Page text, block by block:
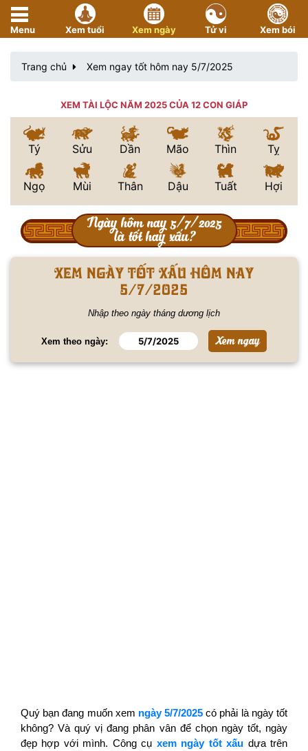
Menu Xem tuổi Xem ngày Tử vi Xem bói
Trang chủ Xem ngay tốt hôm nay 5/7/2025
XEM TÀI LỘC NĂM 2025 CỦA 12 CON GIÁP
Tý Sửu Dần Mão Thìn Tỵ
Ngọ Mùi Thân Dậu Tuất Hợi
Ngày hôm nay 5/7/2025
là tốt hay xấu?
Xem ngày tốt xấu hôm nay
5/7/2025
Nhập theo ngày tháng dương lịch
Xem theo ngày:
Quý bạn đang muốn xem ngày 5/7/2025 có phải là ngày tốt
không? Và quý vị đang phân vân để chọn ngày tốt, ngày
đẹp hợp với mình. Công cụ xem ngày tốt xấu dựa trên